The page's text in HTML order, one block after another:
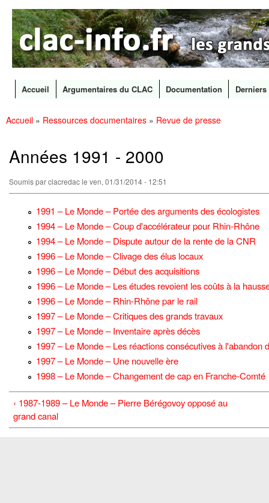
CLAC
Info
Les
grands
canaux
en
Menu principal
Accueil Argumentaires du CLAC Documentation
Accueil » Ressources documentaires » Revue de presse
Années 1991 - 2000
Soumis parclacredacle ven, 01/31/2014 - 12:51
1991 – Le Monde – Portée des arguments des écologistes
1994 – Le Monde – Coup d'accélérateur pour Rhin-Rhône
1994 – Le Monde – Dispute autour de la rente de la CNR
1996 – Le Monde – Clivage des élus locaux
1996 – Le Monde – Début des acquisitions
1996 – Le Monde – Les études revoient les coûts à la
1996 – Le Monde – Rhin-Rhône par le rail
1997 – Le Monde – Critiques des grands travaux
1997 – Le Monde – Inventaire après décès
1997 – Le Monde – Les réactions consécutives à l'abandon
1997 – Le Monde – Une nouvelle ère
1998 – Le Monde – Changement de cap en Franche-Comté
‹ 1987-1989 – Le Monde – Pierre Bérégovoy opposé au
grand canal